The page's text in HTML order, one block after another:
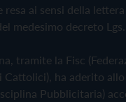
resa ai sensi della
medesimo decreto Lgs.
tramite la Fisc
Cattolici), ha aderito
Pubblicitaria)